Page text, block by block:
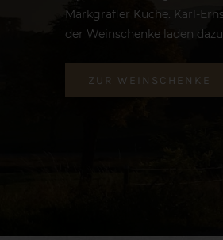
Markgräfler Küche. Karl-
der Weinschenke laden
ZUR WEINSCHENKE